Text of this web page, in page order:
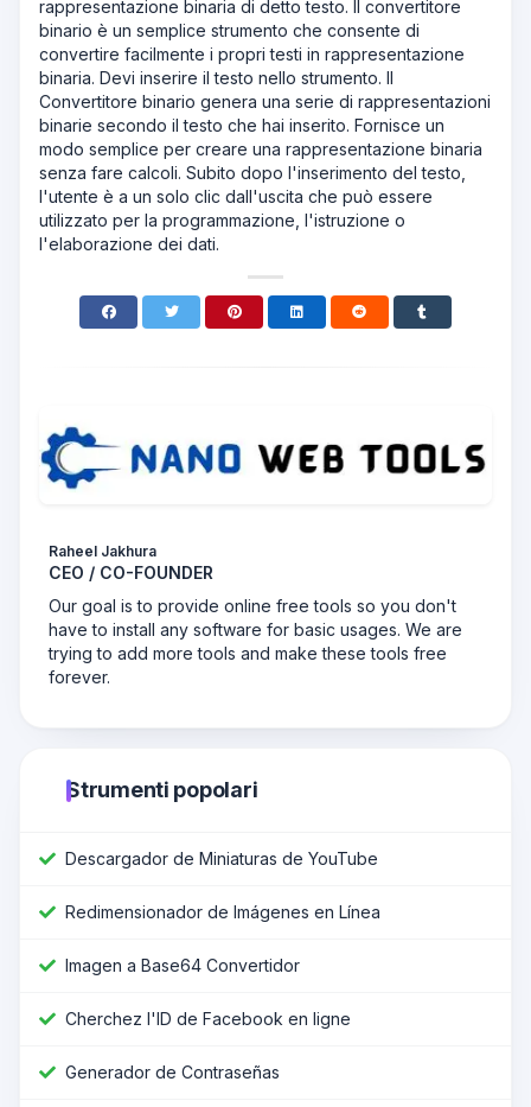
rappresentazione binaria di detto testo. Il convertitore
binario è un semplice strumento che consente di
convertire facilmente i propri testi in rappresentazione
binaria. Devi inserire il testo nello strumento. Il
Convertitore binario genera una serie di rappresentazioni
binarie secondo il testo che hai inserito. Fornisce un
modo semplice per creare una rappresentazione binaria
senza fare calcoli. Subito dopo l'inserimento del testo,
l'utente è a un solo clic dall'uscita che può essere
utilizzato per la programmazione, l'istruzione o
l'elaborazione dei dati.
Raheel Jakhura
CEO / CO-FOUNDER
Our goal is to provide online free tools so you don't
have to install any software for basic usages. We are
trying to add more tools and make these tools free
forever.
Strumenti popolari
Descargador de Miniaturas de YouTube
Redimensionador de Imágenes en Línea
Imagen a Base64 Convertidor
Cherchez l'ID de Facebook en ligne
Generador de Contraseñas